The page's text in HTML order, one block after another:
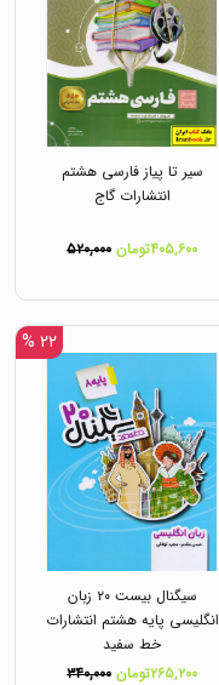
سیر تا پیاز فارسی هشتم
انتشارات گاج
۴۰۵,۶۰۰تومان ۵۲۰,۰۰۰
۲۲ %
سیگنال بیست ۲۰ زبان
انگلیسی پایه هشتم انتشارات
خط سفید
۲۶۵,۲۰۰تومان
۳۴۰,۰۰۰